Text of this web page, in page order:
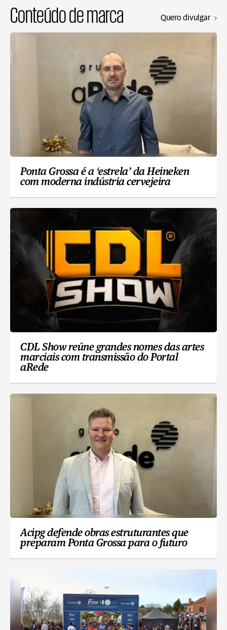
Conteúdo de marca Quero divulgar
Ponta Grossa é a ‘estrela’ da Heineken
com moderna indústria cervejeira
CDL Show reúne grandes nomes das artes
marciais com transmissão do Portal
aRede
Acipg defende obras estruturantes que
preparam Ponta Grossa para o futuro